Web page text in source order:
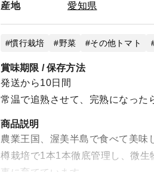
産地 愛知県
慣行栽培 野菜 その他トマト
賞味期限 / 保存方法
発送から10日間
常温で追熟させて、完熟になった
商品説明
農業王国、渥美半島で食べて美味
樽栽培で1本1本徹底管理し、微